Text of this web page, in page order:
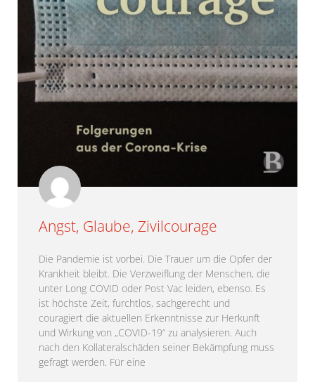
Angst, Glaube, Zivilcourage
Die Pandemie ist vorbei. Die Trauer um die Opfer der
Krankheit bleibt. Die Verzweiflung der Menschen, die
unter Long COVID oder Post Vac leiden, ebenso. Es
ist höchste Zeit, furchtlos, sachgerecht und
couragiert die aktuellen Erkenntnisse zur Herkunft
und Wirkung von „COVID-19“ zu analysieren. Auch
nach den Kollateralschäden seiner Bekämpfung muss
gefragt werden. Für eine